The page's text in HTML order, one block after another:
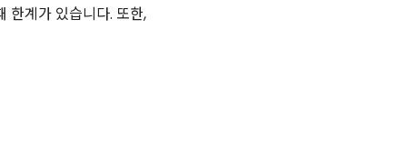
한계가 있습니다. 또한,